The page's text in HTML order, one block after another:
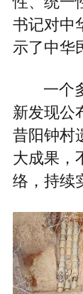
书记对中
示了中华
一个
新发现公
昔阳钟村
大成果，
络，持续